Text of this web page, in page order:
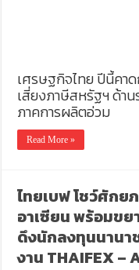
เศรษฐกิจไทย ปีนี้คา
เสี่ยงภาษีสหรัฐฯ ด้า
ภาคการผลิตอ่วม
Read More »
ไทยเบฟ โชว์ศักย
อาเซียน พร้อมขย
ดึงนักลงทุนนานา
งาน THAIFEX –